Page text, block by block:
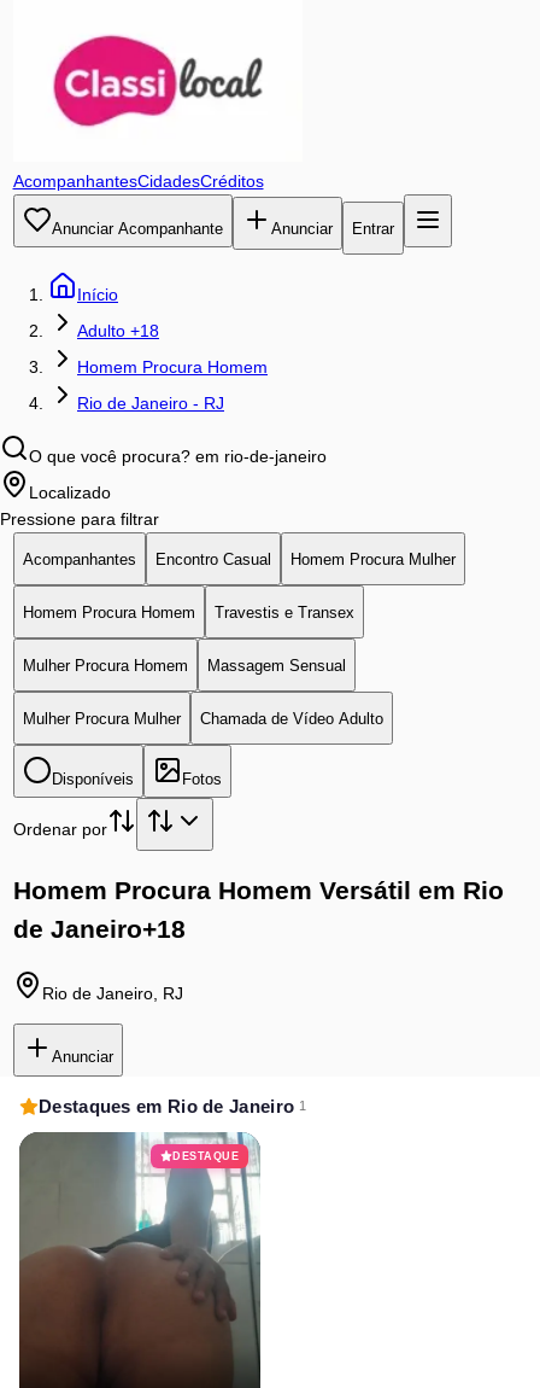
AcompanhantesCidadesCréditos
Anunciar Acompanhante Anunciar Entrar
Início
Adulto +18
Homem Procura Homem
Rio de Janeiro - RJ
O que você procura? em rio-de-janeiro
Localizado
Pressione para filtrar
Acompanhantes Encontro Casual Homem Procura Mulher
Homem Procura Homem Travestis e Transex
Mulher Procura Homem Massagem Sensual
Mulher Procura Mulher Chamada de Vídeo Adulto
Disponíveis Fotos
Ordenar por
Homem Procura Homem Versátil em Rio
de Janeiro+18
Rio de Janeiro, RJ
Anunciar
Destaques em Rio de Janeiro 1
DESTAQUE